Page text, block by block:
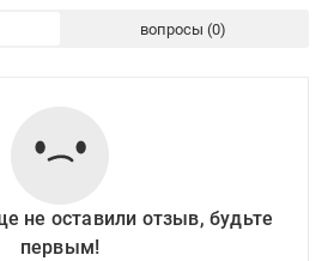
вопросы
не оставили отзыв, будьте
первым!